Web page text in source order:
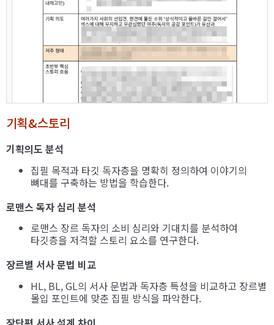
기획&스토리
기획의도 분석
집필 목적과 타깃 독자층을 명확히 정의하여 이야기의
뼈대를 구축하는 방법을 학습한다.
로맨스 독자 심리 분석
로맨스 장르 독자의 소비 심리와 기대치를 분석하여
타깃층을 저격할 스토리 요소를 연구한다.
장르별 서사 문법 비교
HL, BL, GL의 서사 문법과 독자층 특성을 비교하고 장르별
몰입 포인트에 맞춘 집필 방식을 파악한다.